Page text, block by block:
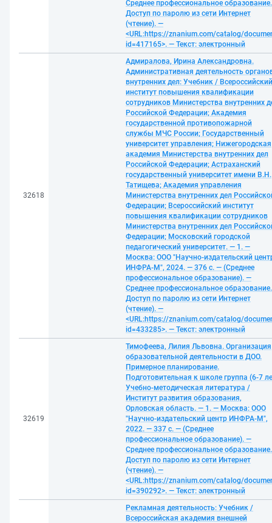
Среднее профессиональное
Доступ по паролю из сети Интернет
(чтение). —
<URL:https://znanium.com/catalog/
id=417165>. — Текст: электронный
32618
Адмиралова, Ирина Александровна.
Административная деятельность
внутренних дел: Учебник / Всероссийский
институт повышения квалификации
сотрудников Министерства внутренних
Российской Федерации; Академия
государственной противопожарной
службы МЧС России; Государственный
университет управления; Нижегородская
академия Министерства внутренних дел
Российской Федерации; Астраханский
государственный университет имени В.Н.
Татищева; Академия управления
Министерства внутренних дел
Федерации; Всероссийский институт
повышения квалификации сотрудников
Министерства внутренних дел
Федерации; Московский городской
педагогический университет. — 1. —
Москва: ООО "Научно-издательский
ИНФРА-М", 2024. — 376 с. — (Среднее
профессиональное образование). —
Среднее профессиональное
Доступ по паролю из сети Интернет
(чтение). —
<URL:https://znanium.com/catalog/
id=433285>. — Текст: электронный
32619
Тимофеева, Лилия Львовна. Организация
образовательной деятельности в ДОО.
Примерное планирование.
Подготовительная к школе группа (6-7
Учебно-методическая литература /
Институт развития образования,
Орловская область. — 1. — Москва: ООО
"Научно-издательский центр ИНФРА-М",
2022. — 337 с. — (Среднее
профессиональное образование). —
Среднее профессиональное
Доступ по паролю из сети Интернет
(чтение). —
<URL:https://znanium.com/catalog/
id=390292>. — Текст: электронный
Рекламная деятельность: Учебник /
Всероссийская академия внешней